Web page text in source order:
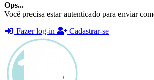
Ops...
Você precisa estar autenticado para enviar
Fazer log-in
Cadastrar-se